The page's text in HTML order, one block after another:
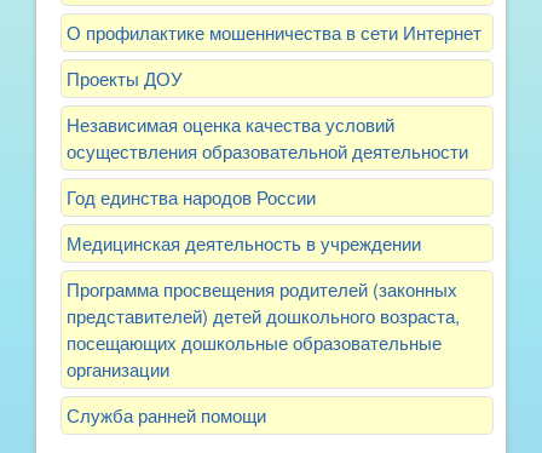
О профилактике мошенничества в сети Интернет
Проекты ДОУ
Независимая оценка качества условий
осуществления образовательной деятельности
Год единства народов России
Медицинская деятельность в учреждении
Программа просвещения родителей (законных
представителей) детей дошкольного возраста,
посещающих дошкольные образовательные
организации
Служба ранней помощи